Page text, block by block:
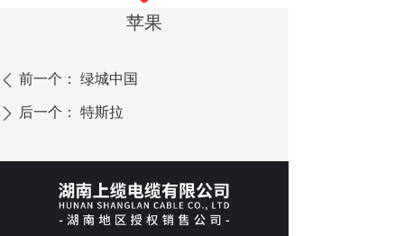
苹果
ꄴ 前一个： 绿城中国
ꄲ 后一个： 特斯拉